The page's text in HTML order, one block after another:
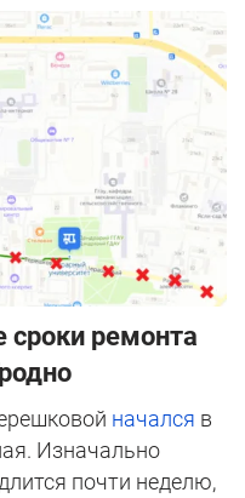
сроки ремонта
начался в
Изначально
почти неделю,